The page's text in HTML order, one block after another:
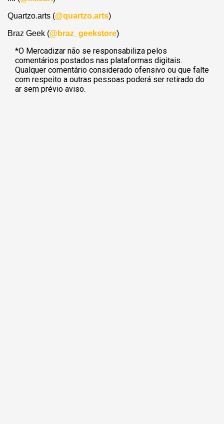
Quartzo.arts (@quartzo.arts)
Braz Geek (@braz_geekstore)
*O Mercadizar não se responsabiliza pelos
comentários postados nas plataformas digitais.
Qualquer comentário considerado ofensivo ou que falte
com respeito a outras pessoas poderá ser retirado do
ar sem prévio aviso.